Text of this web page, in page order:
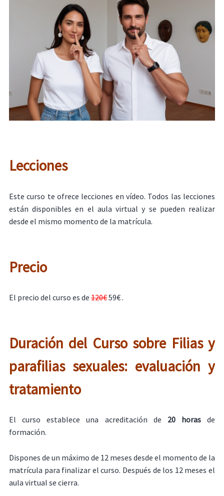
Lecciones
Este curso te ofrece lecciones en vídeo. Todos las lecciones
están disponibles en el aula virtual y se pueden realizar
desde el mismo momento de la matrícula.
Precio
El precio del curso es de 120€59€ .
Duración del Curso sobre Filias y
parafilias sexuales: evaluación y
tratamiento
El curso establece una acreditación de 20 horasde
formación.
Dispones de un máximo de 12 meses desde el momento de la
matrícula para finalizar el curso. Después de los 12 meses el
aula virtual se cierra.